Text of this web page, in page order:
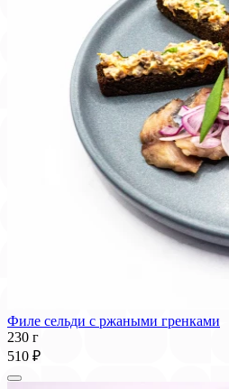
Филе сельди с ржаными гренками
230 г
510 ₽